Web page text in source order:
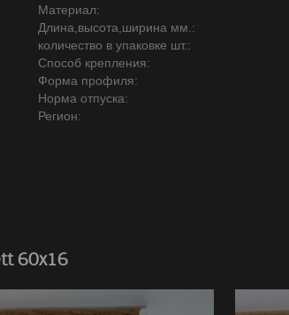
Материал:
Длина,высота,ширина мм.:
количество в упаковке шт.:
Способ крепления:
Форма профиля:
Норма отпуска:
Регион:
60х16